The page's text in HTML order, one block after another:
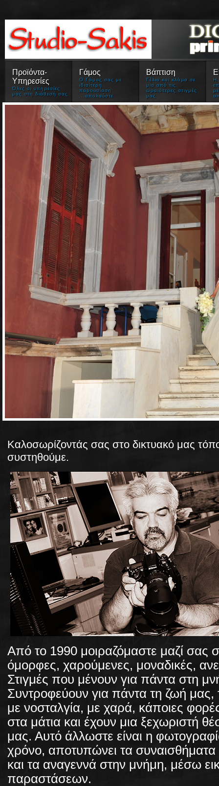
Προϊόντα-
Υπηρεσίες
Όλες οι υπηρεσίες
μας στη διάθεσή σας
Γάμος
Ο Γάμος σας με
ιδιαίτερη
παρουσίαση
...απολαύστε
Βάπτιση
Γέλιο και κλάμα σε
μια από τις
ωραιότερες στιγμές
μας
Η
Καλοσωρίζοντάς σας στο δικτυακό μας
συστηθούμε.
Από το 1990 μοιραζόμαστε μαζί σας
όμορφες, χαρούμενες, μοναδικές,
Στιγμές που μένουν για πάντα στη
Συντροφεύουν για πάντα τη ζωή μας,
με νοσταλγία, με χαρά, κάποιες
στα μάτια και έχουν μια ξεχωριστή
μας. Αυτό άλλωστε είναι η
χρόνο, αποτυπώνει τα συναισθήματα
και τα αναγεννά στην μνήμη, μέσω
παραστάσεων.